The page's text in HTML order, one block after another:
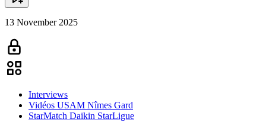
13 November 2025
Interviews
Vidéos USAM Nîmes Gard
StarMatch Daikin StarLigue